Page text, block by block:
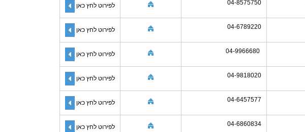
04-8575750 לפירוט לחץ כאן
04-6789220 לפירוט לחץ כאן
לפירוט לחץ כאן
04-9818020 לפירוט לחץ כאן
04-6457577 לפירוט לחץ כאן
04-6860834 לפירוט לחץ כאן